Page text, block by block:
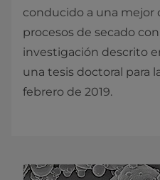
conducido a una mejor
procesos de secado
investigación descrito
una tesis doctoral para
febrero de 2019.